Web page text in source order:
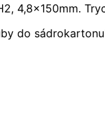
4,8x150mm.
do sádrokartonu